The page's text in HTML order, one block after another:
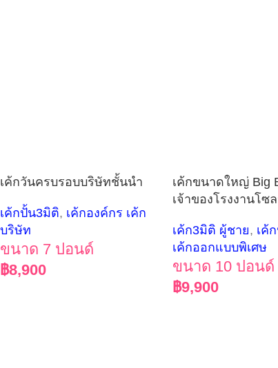
เค้กวันครบรอบบริษัทชั้นนำ
เค้กปั้น3มิติ, เค้กองค์กร เค้ก
บริษัท
ขนาด 7 ปอนด์
฿8,900
เค้กขนาดใหญ่ Big
เจ้าของโรงงานโซ
เค้ก3มิติ ผู้ชาย, เค้
เค้กออกแบบพิเศษ
ขนาด 10 ปอนด์
฿9,900